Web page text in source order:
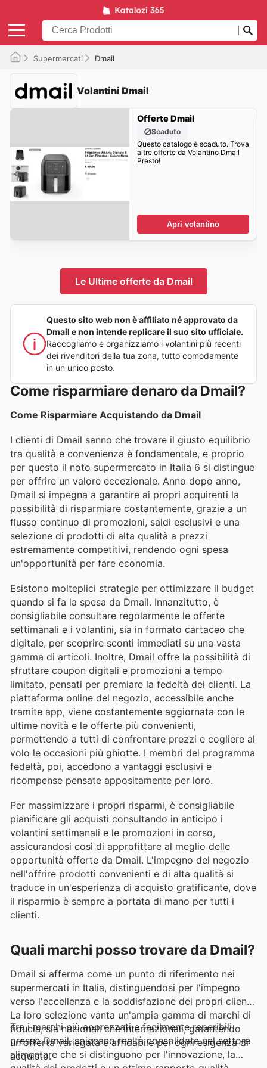
Supermercati Dmail
Volantini Dmail
Offerte Dmail
Scaduto
Questo catalogo è scaduto. Trova
altre offerte da Volantino Dmail
Presto!
Apri volantino
Le Ultime offerte da Dmail
Questo sito web non è affiliato né approvato da
Dmail e non intende replicare il suo sito ufficiale.
Raccogliamo e organizziamo i volantini più recenti
dei rivenditori della tua zona, tutto comodamente
in un unico posto.
Come risparmiare denaro da Dmail?
Come Risparmiare Acquistando da Dmail
I clienti di Dmail sanno che trovare il giusto equilibrio
tra qualità e convenienza è fondamentale, e proprio
per questo il noto supermercato in Italia 6 si distingue
per offrire un valore eccezionale. Anno dopo anno,
Dmail si impegna a garantire ai propri acquirenti la
possibilità di risparmiare costantemente, grazie a un
flusso continuo di promozioni, saldi esclusivi e una
selezione di prodotti di alta qualità a prezzi
estremamente competitivi, rendendo ogni spesa
un'opportunità per fare economia.
Esistono molteplici strategie per ottimizzare il budget
quando si fa la spesa da Dmail. Innanzitutto, è
consigliabile consultare regolarmente le offerte
settimanali e i volantini, sia in formato cartaceo che
digitale, per scoprire sconti immediati su una vasta
gamma di articoli. Inoltre, Dmail offre la possibilità di
sfruttare coupon digitali e promozioni a tempo
limitato, pensati per premiare la fedeltà dei clienti. La
piattaforma online del negozio, accessibile anche
tramite app, viene costantemente aggiornata con le
ultime novità e le offerte più convenienti,
permettendo a tutti di confrontare prezzi e cogliere al
volo le occasioni più ghiotte. I membri del programma
fedeltà, poi, accedono a vantaggi esclusivi e
ricompense pensate appositamente per loro.
Per massimizzare i propri risparmi, è consigliabile
pianificare gli acquisti consultando in anticipo i
volantini settimanali e le promozioni in corso,
assicurandosi così di approfittare al meglio delle
opportunità offerte da Dmail. L'impegno del negozio
nell'offrire prodotti convenienti e di alta qualità si
traduce in un'esperienza di acquisto gratificante, dove
il risparmio è sempre a portata di mano per tutti i
clienti.
Quali marchi posso trovare da Dmail?
Dmail si afferma come un punto di riferimento nei
supermercati in Italia, distinguendosi per l'impegno
verso l'eccellenza e la soddisfazione dei propri clienti.
La loro selezione vanta un'ampia gamma di marchi di
fiducia, sia nazionali che internazionali, garantendo
un'offerta variegata e affidabile per ogni esigenza di
acquisto.
Tra i marchi più apprezzati e facilmente reperibili
presso Dmail, spiccano realtà consolidate nel settore
alimentare che si distinguono per l'innovazione, la